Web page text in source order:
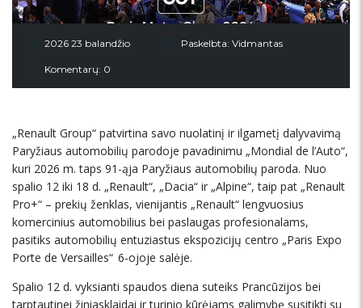
2026 23 balandžio Paskelbta: Vidmantas
Komentarų: 0
„Renault Group“ patvirtina savo nuolatinį ir ilgametį dalyvavimą
Paryžiaus automobilių parodoje pavadinimu „Mondial de l’Auto“,
kuri 2026 m. taps 91-ąja Paryžiaus automobilių paroda. Nuo
spalio 12 iki 18 d. „Renault“, „Dacia“ ir „Alpine“, taip pat „Renault
Pro+“ – prekių ženklas, vienijantis „Renault“ lengvuosius
komercinius automobilius bei paslaugas profesionalams,
pasitiks automobilių entuziastus ekspozicijų centro „Paris Expo
Porte de Versailles“ 6-ojoje salėje.
Spalio 12 d. vyksianti spaudos diena suteiks Prancūzijos bei
tarptautinei žiniasklaidai ir turinio kūrėjams galimybę susitikti su